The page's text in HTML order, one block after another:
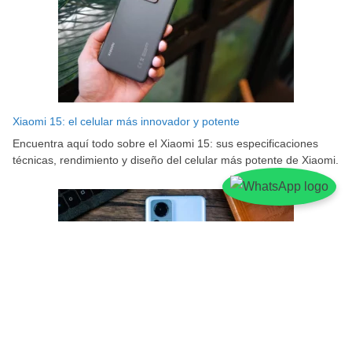
Xiaomi 15: el celular más innovador y potente
Encuentra aquí todo sobre el Xiaomi 15: sus especificaciones
técnicas, rendimiento y diseño del celular más potente de Xiaomi.